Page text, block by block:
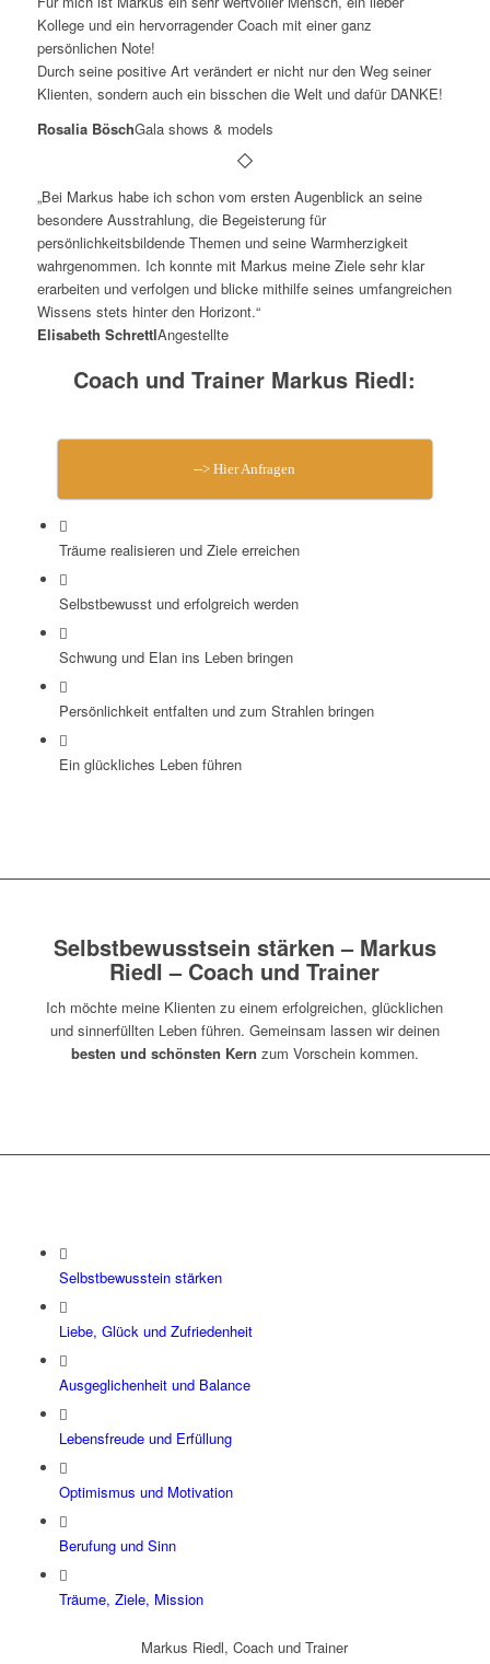
Kollege und ein hervorragender Coach mit einer ganz
persönlichen Note!
Durch seine positive Art verändert er nicht nur den Weg seiner
Klienten, sondern auch ein bisschen die Welt und dafür DANKE!
Rosalia BöschGala shows & models
„Bei Markus habe ich schon vom ersten Augenblick an seine
besondere Ausstrahlung, die Begeisterung für
persönlichkeitsbildende Themen und seine Warmherzigkeit
wahrgenommen. Ich konnte mit Markus meine Ziele sehr klar
erarbeiten und verfolgen und blicke mithilfe seines umfangreichen
Wissens stets hinter den Horizont.“
Elisabeth SchrettlAngestellte
Coach und Trainer Markus Riedl:
--> Hier Anfragen
Träume realisieren und Ziele erreichen
Selbstbewusst und erfolgreich werden
Schwung und Elan ins Leben bringen
Persönlichkeit entfalten und zum Strahlen bringen
Ein glückliches Leben führen
Selbstbewusstsein stärken – Markus
Riedl – Coach und Trainer
Ich möchte meine Klienten zu einem erfolgreichen, glücklichen
und sinnerfüllten Leben führen. Gemeinsam lassen wir deinen
besten und schönsten Kern zum Vorschein kommen.
Selbstbewusstein stärken
Liebe, Glück und Zufriedenheit
Ausgeglichenheit und Balance
Lebensfreude und Erfüllung
Optimismus und Motivation
Berufung und Sinn
Träume, Ziele, Mission
Markus Riedl, Coach und Trainer